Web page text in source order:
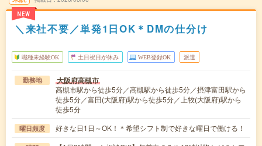
NEW
＼来社不要／単発1日OK＊DMの仕分け
職種未経験OK 土日祝日が休み WEB登録OK 派遣
勤務地 大阪府高槻市
高槻市駅から徒歩5分／高槻駅から徒歩5分／摂津富田駅から
徒歩5分／富田(大阪府)駅から徒歩5分／上牧(大阪府)駅から
徒歩5分
曜日頻度 好きな日1日～OK！＊希望シフト制で好きな曜日で働ける！